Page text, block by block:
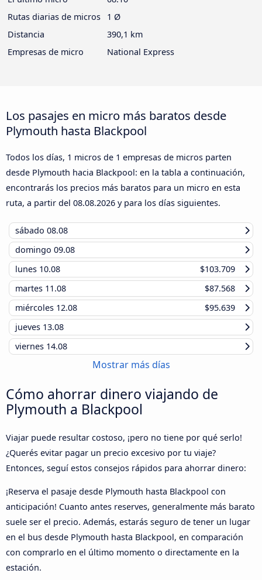
Rutas diarias de micros
1 Ø
Distancia
390,1 km
Empresas de micro
National Express
Los pasajes en micro más baratos desde
Plymouth hasta Blackpool
Todos los días, 1 micros de 1 empresas de micros parten
desde Plymouth hacia Blackpool: en la tabla a continuación,
encontrarás los precios más baratos para un micro en esta
ruta, a partir del 08.08.2026 y para los días siguientes.
sábado 08.08
domingo 09.08
lunes 10.08
$103.709
martes 11.08
$87.568
miércoles 12.08
$95.639
jueves 13.08
viernes 14.08
Mostrar más días
Cómo ahorrar dinero viajando de
Plymouth a Blackpool
Viajar puede resultar costoso, ¡pero no tiene por qué serlo!
¿Querés evitar pagar un precio excesivo por tu viaje?
Entonces, seguí estos consejos rápidos para ahorrar dinero:
¡Reserva el pasaje desde Plymouth hasta Blackpool con
anticipación! Cuanto antes reserves, generalmente más barato
suele ser el precio. Además, estarás seguro de tener un lugar
en el bus desde Plymouth hasta Blackpool, en comparación
con comprarlo en el último momento o directamente en la
estación.